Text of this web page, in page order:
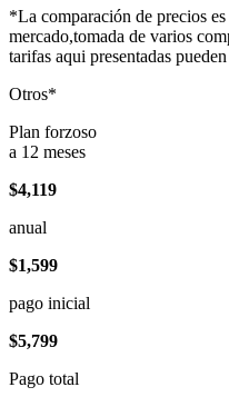
*La comparación de precios
mercado,tomada de varios
tarifas aqui presentadas
Otros*
Plan forzoso
a 12 meses
$4,119
anual
$1,599
pago inicial
$5,799
Pago total